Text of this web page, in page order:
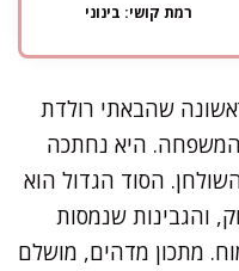
רמת קושי: בינוני
שהבאתי רולדת
המשפחה. היא נחתכה
הסוד הגדול הוא
והגבינות שנמסות
מתכון מדהים, מושלם